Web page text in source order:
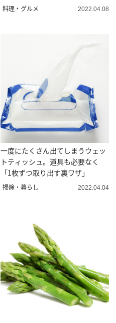
料理・グルメ 2022.04.08
一度にたくさん出てしまうウェッ
トティッシュ。道具も必要なく
「1枚ずつ取り出す裏ワザ」
掃除・暮らし 2022.04.04